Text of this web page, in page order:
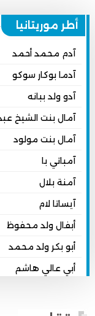
أطر موريتانيا
آدم محمد أحمد
آدما بوكار سوكو
آدو ولد ببانه
آمال بنت الشيخ
آمال بنت مولود
آمباتي با
آمنة بلال
آيساتا لام
أبفال ولد محفوظ
أبو بكر ولد محمد
أبي عالي هاشم
أحمد بداه